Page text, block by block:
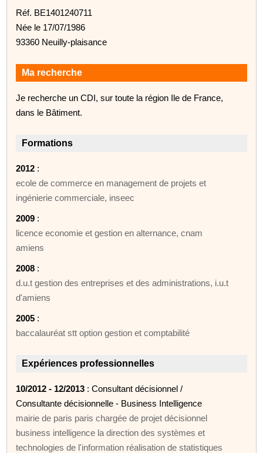
Réf. BE1401240711
Née le 17/07/1986
93360 Neuilly-plaisance
Ma recherche
Je recherche un CDI, sur toute la région Ile de France,
dans le Bâtiment.
Formations
2012 :
ecole de commerce en management de projets et
ingénierie commerciale, inseec
2009 :
licence economie et gestion en alternance, cnam
amiens
2008 :
d.u.t gestion des entreprises et des administrations, i.u.t
d'amiens
2005 :
baccalauréat stt option gestion et comptabilité
Expériences professionnelles
10/2012 - 12/2013 : Consultant décisionnel /
Consultante décisionnelle - Business Intelligence
mairie de paris paris chargée de projet décisionnel
business intelligence la direction des systèmes et
technologies de l'information réalisation de statistiques